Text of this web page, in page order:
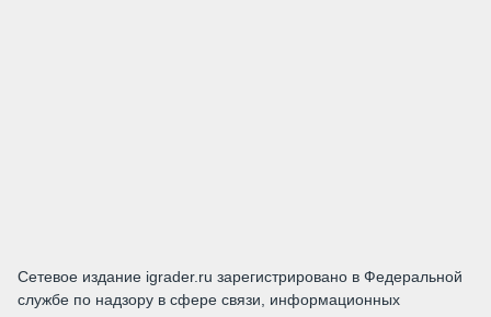
Сетевое издание igrader.ru зарегистрировано в Федеральной
службе по надзору в сфере связи, информационных